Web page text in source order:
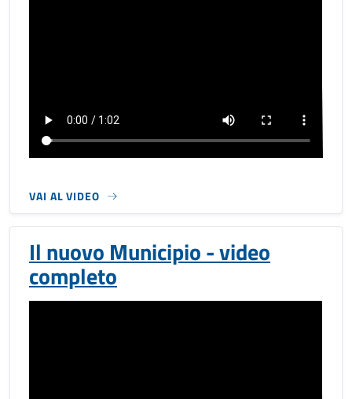
VAI AL VIDEO
Il nuovo Municipio - video
completo